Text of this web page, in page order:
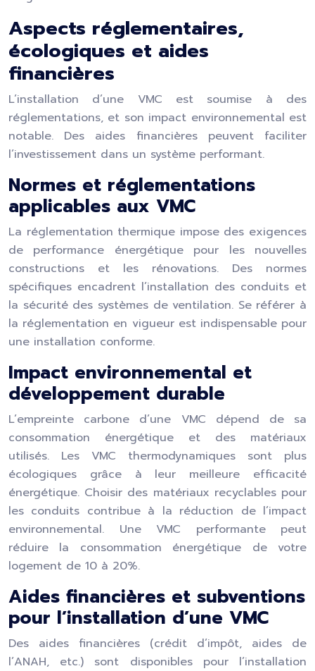
Aspects réglementaires,
écologiques et aides
financières
L’installation d’une VMC est soumise à des
réglementations, et son impact environnemental est
notable. Des aides financières peuvent faciliter
l’investissement dans un système performant.
Normes et réglementations
applicables aux VMC
La réglementation thermique impose des exigences
de performance énergétique pour les nouvelles
constructions et les rénovations. Des normes
spécifiques encadrent l’installation des conduits et
la sécurité des systèmes de ventilation. Se référer à
la réglementation en vigueur est indispensable pour
une installation conforme.
Impact environnemental et
développement durable
L’empreinte carbone d’une VMC dépend de sa
consommation énergétique et des matériaux
utilisés. Les VMC thermodynamiques sont plus
écologiques grâce à leur meilleure efficacité
énergétique. Choisir des matériaux recyclables pour
les conduits contribue à la réduction de l’impact
environnemental. Une VMC performante peut
réduire la consommation énergétique de votre
logement de 10 à 20%.
Aides financières et subventions
pour l’installation d’une VMC
Des aides financières (crédit d’impôt, aides de
l’ANAH, etc.) sont disponibles pour l’installation